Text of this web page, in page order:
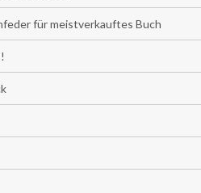
für meistverkauftes Buch